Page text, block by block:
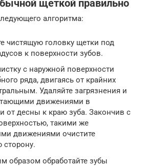
щеткой правильно
алгоритма:
чистящую головку щетки под
к поверхности зубов.
с наружной поверхности
ряда, двигаясь от крайних
Удаляйте загрязнения и
движениями в
от десны к краю зуба. Закончив с
такими же
движениями очистите
сторону.
образом обработайте зубы